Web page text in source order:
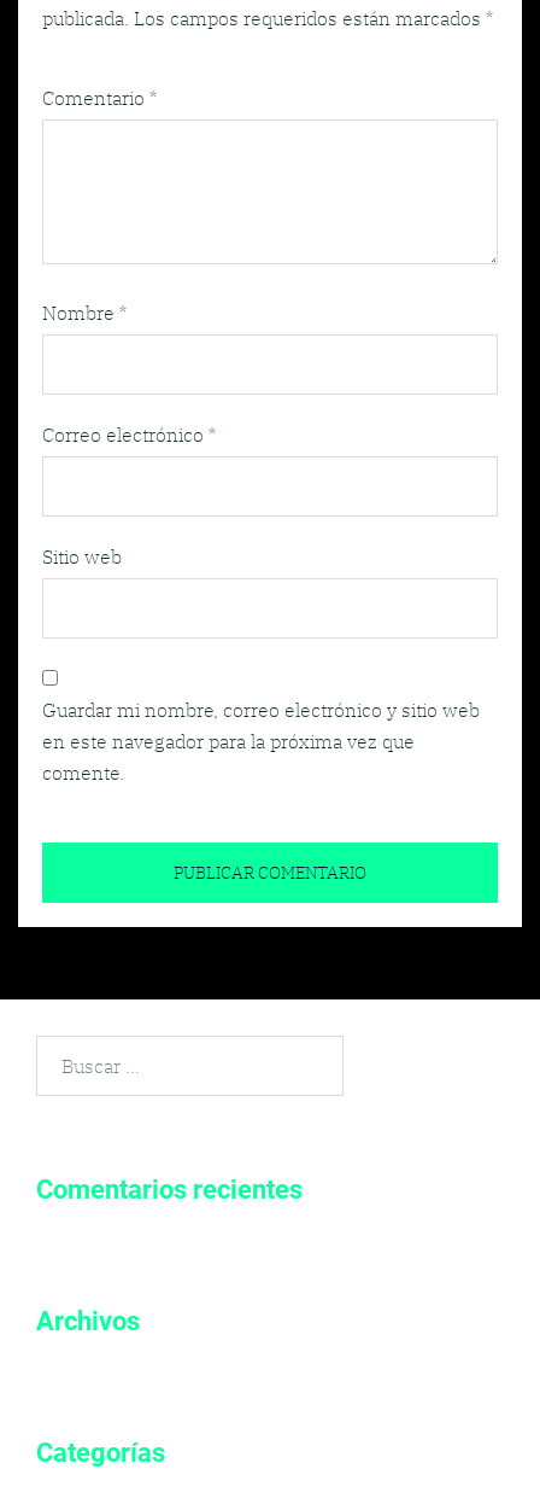
publicada. Los campos requeridos están marcados *
Comentario *
Nombre *
Correo electrónico *
Sitio web
Guardar mi nombre, correo electrónico y sitio web
en este navegador para la próxima vez que
comente.
Comentarios recientes
Archivos
Categorías